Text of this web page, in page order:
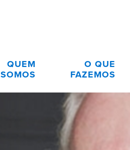
QUEM
SOMOS
O QUE
FAZEMOS